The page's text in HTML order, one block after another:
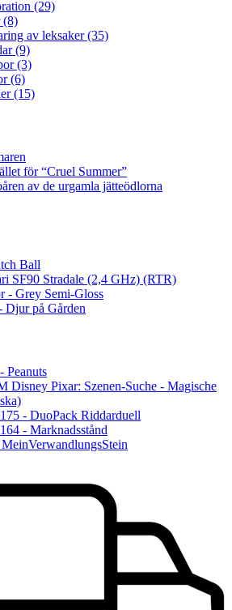
(29)
(8)
av leksaker (35)
(9)
(3)
(6)
(15)
för “Cruel Summer”
av de urgamla jätteödlorna
Ball
SF90 Stradale (2,4 GHz) (RTR)
- Grey Semi-Gloss
Djur på Gården
Peanuts
Disney Pixar: Szenen-Suche - Magische
- DuoPack Riddarduell
- Marknadsstånd